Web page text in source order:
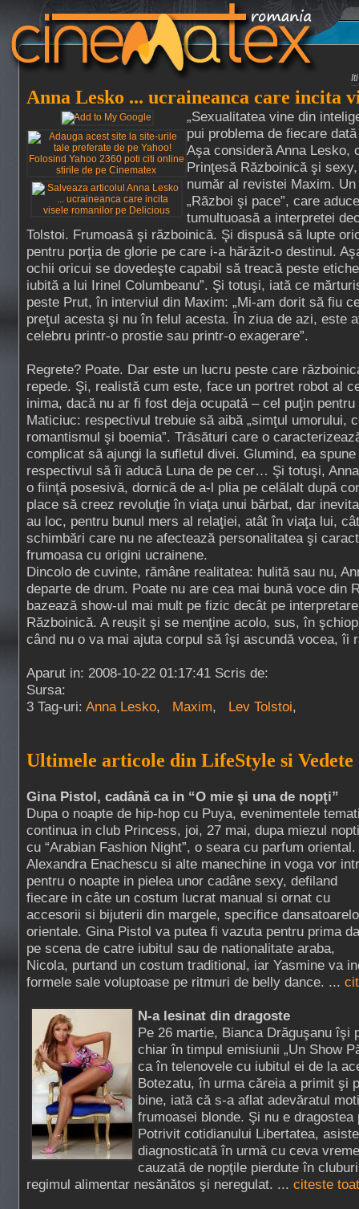
Anna Lesko ... ucraineanca care incita
„Sexualitatea vine din
pui problema de fiecare
Aşa consideră Anna Lesko,
Prinţesă Războinică şi
număr al revistei Maxim.
„Război şi pace”, care
tumultuoasă a interpretei
Tolstoi. Frumoasă şi războinică. Şi dispusă să lupte
pentru porţia de glorie pe care i-a hărăzit-o destinul.
ochii oricui se dovedeşte capabil să treacă peste
iubită a lui Irinel Columbeanu”. Şi totuşi, iată ce
peste Prut, în interviul din Maxim: „Mi-am dorit să fiu
preţul acesta şi nu în felul acesta. În ziua de azi, este
celebru printr-o prostie sau printr-o exagerare”.
Regrete? Poate. Dar este un lucru peste care
repede. Şi, realistă cum este, face un portret robot al
inima, dacă nu ar fi fost deja ocupată – cel puţin
Maticiuc: respectivul trebuie să aibă „simţul umorului,
romantismul şi boemia”. Trăsături care o
complicat să ajungi la sufletul divei. Glumind, ea
respectivul să îi aducă Luna de pe cer… Şi totuşi,
o fiinţă posesivă, dornică de a-l plia pe celălalt după
place să creez revoluţie în viaţa unui bărbat, dar
au loc, pentru bunul mers al relaţiei, atât în viaţa lui,
schimbări care nu ne afectează personalitatea şi
frumoasa cu origini ucrainene.
Dincolo de cuvinte, rămâne realitatea: hulită sau nu,
departe de drum. Poate nu are cea mai bună voce din
bazează show-ul mai mult pe fizic decât pe
Războinică. A reuşit şi se menţine acolo, sus, în
când nu o va mai ajuta corpul să îşi ascundă vocea, îi
Aparut in: 2008-10-22 01:17:41 Scris de:
Sursa:
3 Tag-uri: Anna Lesko, Maxim, Lev Tolstoi,
Ultimele articole din LifeStyle si Vedete
Gina Pistol, cadână ca in “O mie şi una de nopţi”
Dupa o noapte de hip-hop cu Puya, evenimentele
continua in club Princess, joi, 27 mai, dupa miezul
cu “Arabian Fashion Night”, o seara cu parfum oriental.
Alexandra Enachescu si alte manechine in voga vor
pentru o noapte in pielea unor cadâne sexy, defiland
fiecare in câte un costum lucrat manual si ornat cu
accesorii si bijuterii din margele, specifice
orientale. Gina Pistol va putea fi vazuta pentru prima
pe scena de catre iubitul sau de nationalitate araba,
Nicola, purtand un costum traditional, iar Yasmine va
formele sale voluptoase pe ritmuri de belly dance. ...
N-a lesinat din dragoste
Pe 26 martie, Bianca Drăguşanu îşi
chiar în timpul emisiunii „Un Show
ca în telenovele cu iubitul ei de la
Botezatu, în urma căreia a primit şi
bine, iată că s-a aflat adevăratul
frumoasei blonde. Şi nu e dragostea
Potrivit cotidianului Libertatea,
diagnosticată în urmă cu ceva
cauzată de nopţile pierdute în
regimul alimentar nesănătos şi neregulat. ... citeste